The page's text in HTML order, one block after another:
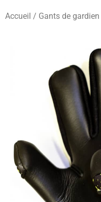
Accueil / Gants de gardien